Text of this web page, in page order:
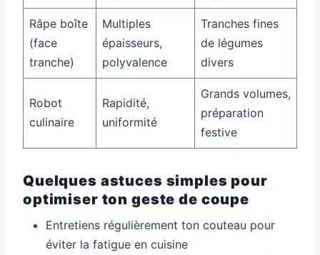
Râpe boîte
(face
tranche)
Multiples
épaisseurs,
polyvalence
Tranches fines
de légumes
divers
Robot
culinaire
Rapidité,
uniformité
Grands volumes,
préparation
festive
Quelques astuces simples pour
optimiser ton geste de coupe
Entretiens régulièrement ton couteau pour
éviter la fatigue en cuisine